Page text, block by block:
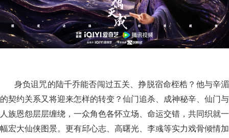
身负诅咒的陆千乔能否闯过五关、挣脱宿命桎梏？他与辛湄
的契约关系又将迎来怎样的转变？仙门追杀、成神秘辛、仙门与
人族恩怨层层缠绕，一众角色各怀立场、命运交错，共同织就一
幅宏大仙侠图景。更有邱心志、高曙光、李彧等实力戏骨倾情加